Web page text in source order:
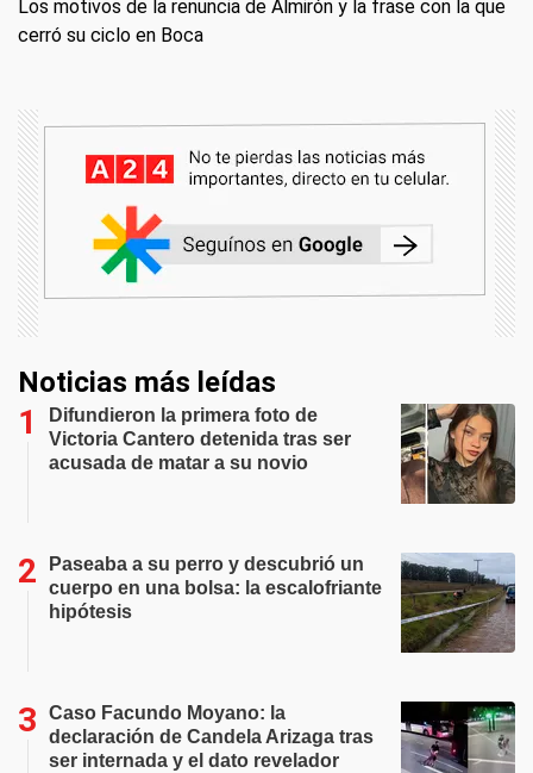
Los motivos de la renuncia de Almirón y la frase con la que
cerró su ciclo en Boca
Noticias más leídas
Difundieron la primera foto de
Victoria Cantero detenida tras ser
acusada de matar a su novio
Paseaba a su perro y descubrió un
cuerpo en una bolsa: la escalofriante
hipótesis
Caso Facundo Moyano: la
declaración de Candela Arizaga tras
ser internada y el dato revelador